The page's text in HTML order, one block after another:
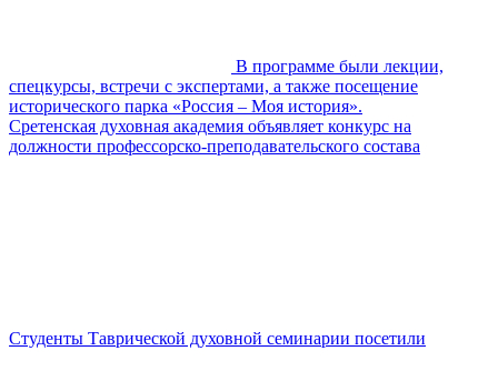
В программе были лекции,
спецкурсы, встречи с экспертами, а также посещение
исторического парка «Россия – Моя история».
Сретенская духовная академия объявляет конкурс на
должности профессорско-преподавательского состава
Студенты Таврической духовной семинарии посетили